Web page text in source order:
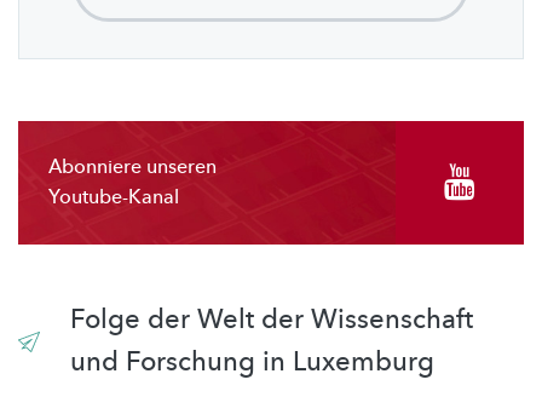
Abonniere unseren
Youtube-Kanal
Folge der Welt der Wissenschaft
und Forschung in Luxemburg